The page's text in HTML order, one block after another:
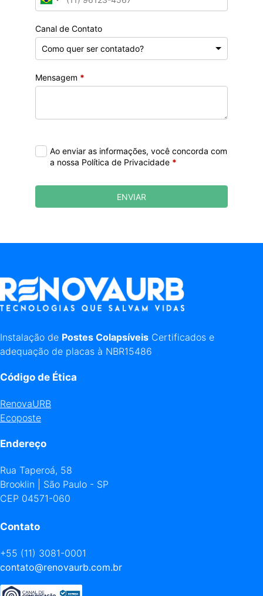
Canal de Contato
Mensagem *
Ao enviar as informações, você concorda com
a nossa Política de Privacidade *
ENVIAR
Instalação de Postes Colapsíveis Certificados e
adequação de placas à NBR15486
Código de Ética
RenovaURB
Ecoposte
Endereço
Rua Taperoá, 58
Brooklin | São Paulo - SP
CEP 04571-060
Contato
+55 (11) 3081-0001
contato@renovaurb.com.br